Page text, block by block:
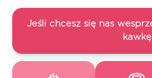
Jeśli chcesz się nas
kawkę